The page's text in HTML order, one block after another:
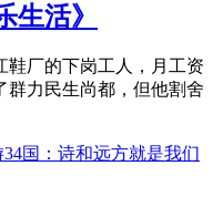
生活》
鞋厂的下岗工人，月工资
群力民生尚都，但他割舍